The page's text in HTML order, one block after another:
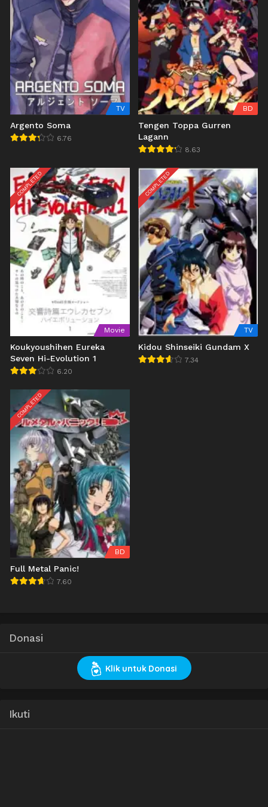
TV
Argento Soma
6.76
BD
Tengen Toppa Gurren
Lagann
8.63
COMPLETED
Movie
Koukyoushihen Eureka
Seven Hi-Evolution 1
6.20
COMPLETED
TV
Kidou Shinseiki Gundam X
7.34
COMPLETED
BD
Full Metal Panic!
7.60
Donasi
Klik untuk Donasi
Ikuti